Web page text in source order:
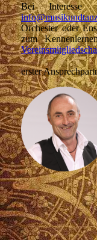
Bei Interesse
Orchester oder
zum
erster